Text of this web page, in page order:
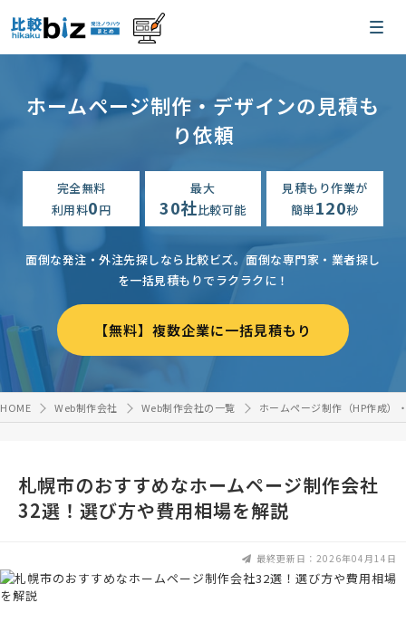
ホームページ制作・デザインの見積も
り依頼
完全無料
利用料0円
最大
30社比較可能
見積もり作業が
簡単120秒
面倒な発注・外注先探しなら比較ビズ。面倒な専門家・業者探し
を一括見積もりでラクラクに！
【無料】複数企業に一括見積もり
HOME Web制作会社 Web制作会社の一覧 ホームページ制作（HP作成）
札幌市のおすすめなホームページ制作会社
32選！選び方や費用相場を解説
最終更新日：2026年04月14日